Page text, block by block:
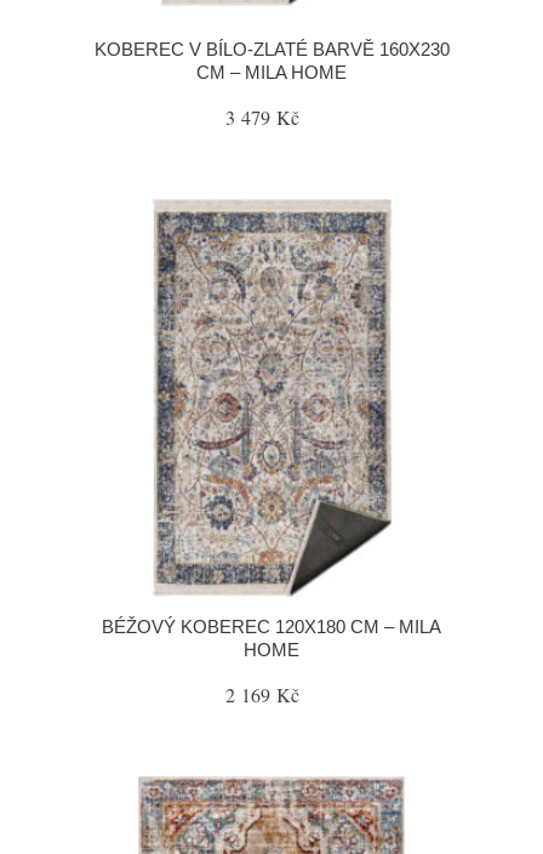
KOBEREC V BÍLO-ZLATÉ BARVĚ 160X230
CM – MILA HOME
3 479 Kč
BÉŽOVÝ KOBEREC 120X180 CM – MILA
HOME
2 169 Kč